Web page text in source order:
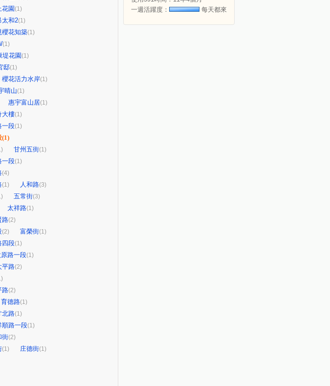
花園 (1)
太和2(1)
櫻花知築(1)
(1)
堤花園 (1)
邸(1)
櫻花活力水岸(1)
晴山(1)
惠宇富山居(1)
大樓(1)
一段(1)
(1)
甘州五街(1)
一段(1)
(4)
(1) 人和路(3)
五常街(3)
太祥路(1)
路(2)
(2) 富榮街(1)
四段(1)
路一段(1)
平路(2)
路(2)
育德路(1)
北路(1)
順路一段(1)
街(2)
(1) 庄德街(1)
一週活躍度：
每天都來